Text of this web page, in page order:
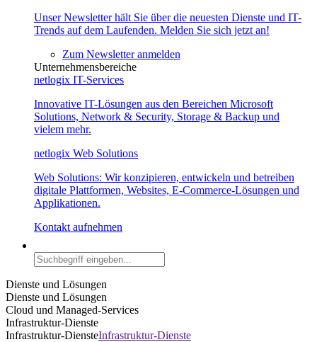
Unser Newsletter hält Sie über die neuesten Dienste und IT-
Trends auf dem Laufenden. Melden Sie sich jetzt an!
Zum Newsletter anmelden
Unternehmensbereiche
netlogix IT-Services
Innovative IT-Lösungen aus den Bereichen Microsoft
Solutions, Network & Security, Storage & Backup und
vielem mehr.
netlogix Web Solutions
Web Solutions: Wir konzipieren, entwickeln und betreiben
digitale Plattformen, Websites, E-Commerce-Lösungen und
Applikationen.
Kontakt aufnehmen
Dienste und Lösungen
Dienste und Lösungen
Cloud und Managed-Services
Infrastruktur-Dienste
Infrastruktur-DiensteInfrastruktur-Dienste